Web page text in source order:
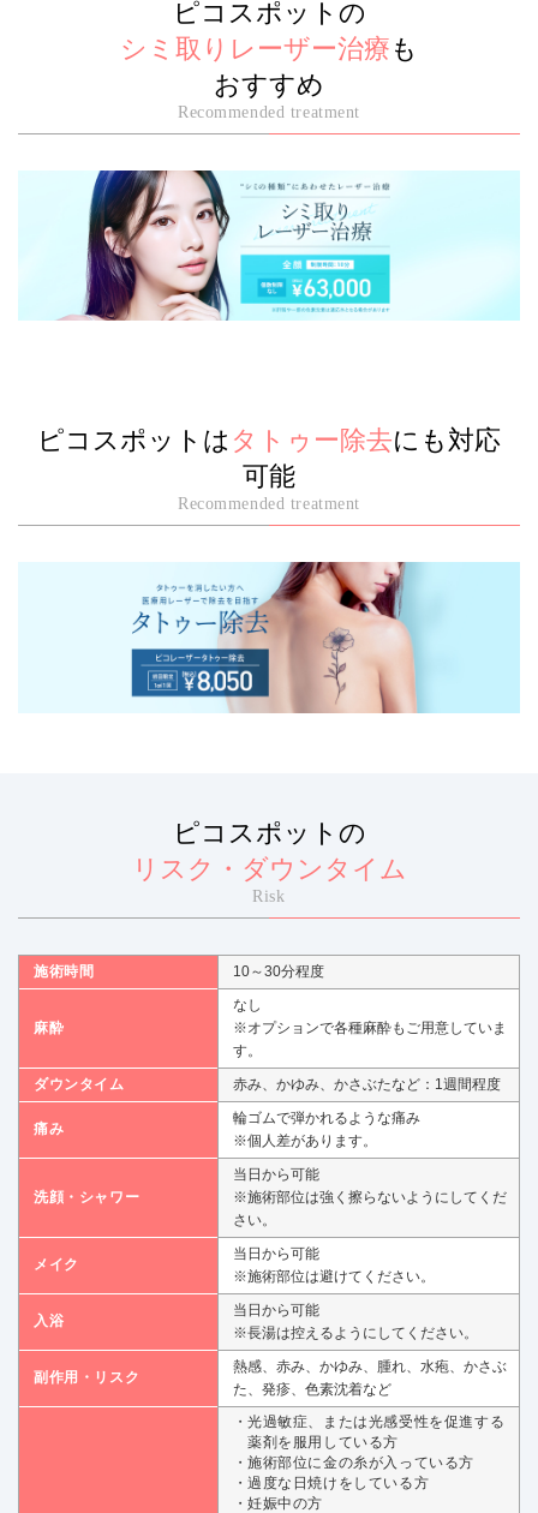
ピコスポットの
シミ取りレーザー治療 も
おすすめ
Recommended treatment
ピコスポットは タトゥー除去にも対応
可能
Recommended treatment
ピコスポットの
リスク・ダウンタイム
Risk
施術時間 10～30分程度
麻酔
なし
※オプションで各種麻酔もご用意していま
す。
ダウンタイム
赤み、かゆみ、かさぶたなど：1週間程度
痛み
輪ゴムで弾かれるような痛み
※個人差があります。
洗顔・シャワー
当日から可能
※施術部位は強く擦らないようにしてくだ
さい。
メイク
当日から可能
※施術部位は避けてください。
入浴
当日から可能
※長湯は控えるようにしてください。
副作用・リスク
熱感、赤み、かゆみ、腫れ、水疱、かさぶ
た、発疹、色素沈着など
光過敏症、または光感受性を促進する
薬剤を服用している方
施術部位に金の糸が入っている方
過度な日焼けをしている方
妊娠中の方